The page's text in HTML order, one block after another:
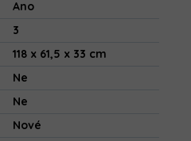
Ano
3
118 x 61,5 x 33 cm
Ne
Ne
Nové